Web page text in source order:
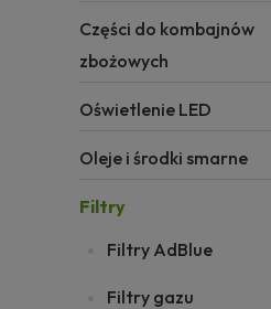
Części do kombajnów
zbożowych
Oświetlenie LED
Oleje i środki smarne
Filtry
Filtry AdBlue
Filtry gazu